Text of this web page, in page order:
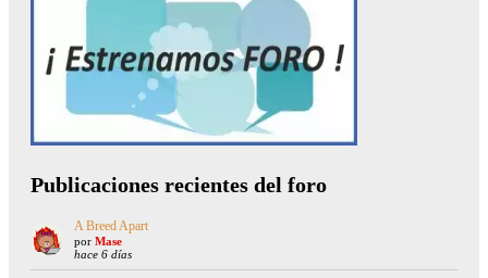
Publicaciones recientes del foro
A Breed Apart
por Mase
hace 6 días